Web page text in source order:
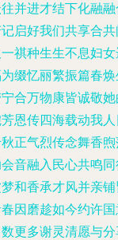
并进才结下化融
启好我们共享合
祺种生生不息妇
缀忆丽繁振篇春
合万物康皆诚敬
恩传四海载动我
正气烈传念舞香
音融入民心共鸣
和香承才风并亲
因磨趁如今约许
更多谢灵清愿与